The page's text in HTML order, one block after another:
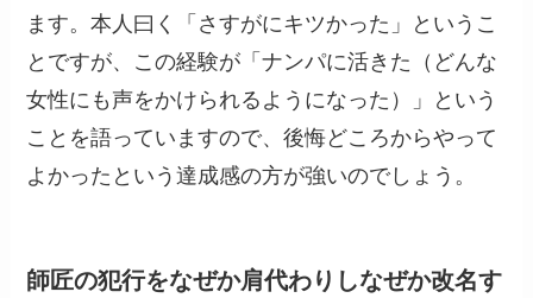
ます。本人曰く「さすがにキツかった」というこ
とですが、この経験が「ナンパに活きた（どんな
女性にも声をかけられるようになった）」という
ことを語っていますので、後悔どころからやって
よかったという達成感の方が強いのでしょう。
師匠の犯行をなぜか肩代わりしなぜか改名す